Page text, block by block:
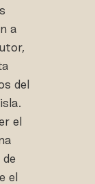
a
del
el
el